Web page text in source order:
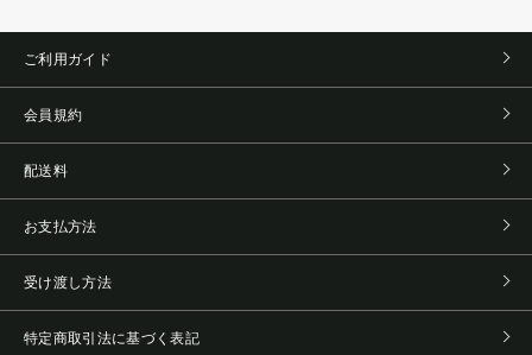
ご利用ガイド
会員規約
配送料
お支払方法
受け渡し方法
特定商取引法に基づく表記